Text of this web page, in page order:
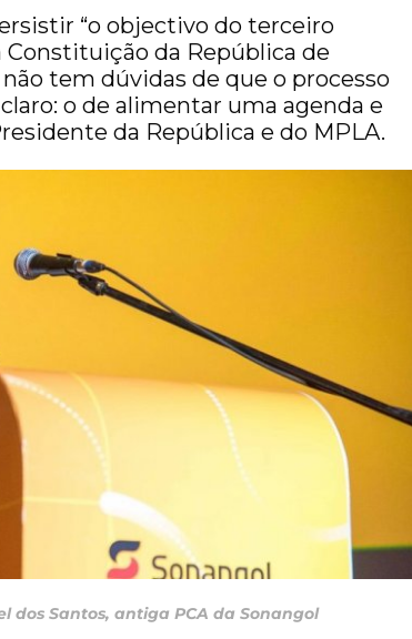
“o objectivo do terceiro
da República de
tem dúvidas de que o processo
o de alimentar uma agenda e
da República e do MPLA.
PCA da Sonangol